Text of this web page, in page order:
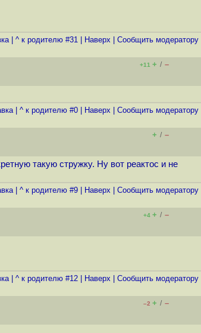
| ^ к родителю #31 Наверх Cообщить модератору
+11 + / –
| ^ к родителю #0 Наверх Cообщить модератору
+ / –
такую стружку. Ну вот реактос и не
| ^ к родителю #9 Наверх Cообщить модератору
+4 + / –
| ^ к родителю #12 Наверх Cообщить модератору
–2 + / –